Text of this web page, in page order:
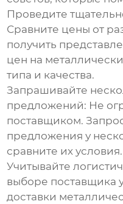
Проведите
Сравните цены от
получить
цен на
типа и качества.
Запрашивайте
предложений: Не
поставщиком.
предложения у
сравните их условия.
Учитывайте
выборе поставщика
доставки